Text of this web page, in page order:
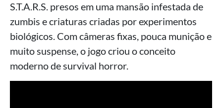
S.T.A.R.S. presos em uma mansão infestada de
zumbis e criaturas criadas por experimentos
biológicos. Com câmeras fixas, pouca munição e
muito suspense, o jogo criou o conceito
moderno de survival horror.